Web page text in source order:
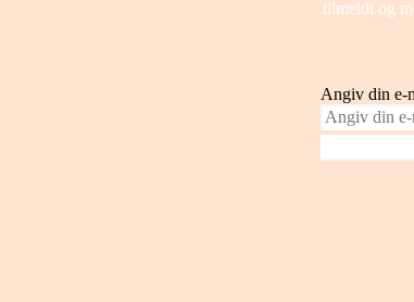
tilmeldt og
Angiv din e-